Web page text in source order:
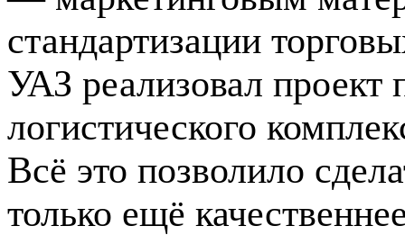
стандартизации
УАЗ реализовал проект
логистического
Всё это позволило
только ещё